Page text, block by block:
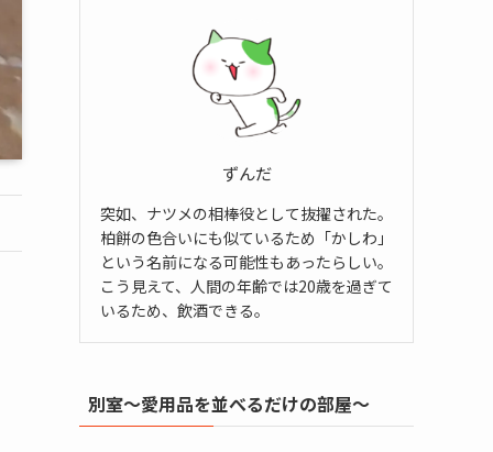
ずんだ
突如、ナツメの相棒役として抜擢された。
柏餅の色合いにも似ているため「かしわ」
という名前になる可能性もあったらしい。
こう見えて、人間の年齢では20歳を過ぎて
いるため、飲酒できる。
別室～愛用品を並べるだけの部屋～